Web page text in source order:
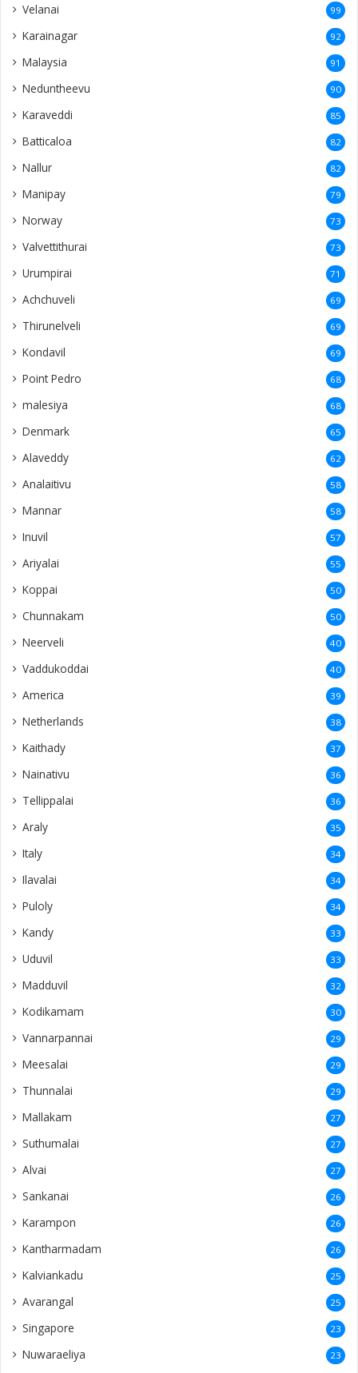
Velanai 99
Karainagar 92
Malaysia 91
Neduntheevu 90
Karaveddi 85
Batticaloa 82
Nallur 82
Manipay 79
Norway 73
Valvettithurai 73
Urumpirai 71
Achchuveli 69
Thirunelveli 69
Kondavil 69
Point Pedro 68
malesiya 68
Denmark 65
Alaveddy 62
Analaitivu 58
Mannar 58
Inuvil 57
Ariyalai 55
Koppai 50
Chunnakam 50
Neerveli 40
Vaddukoddai 40
America 39
Netherlands 38
Kaithady 37
Nainativu 36
Tellippalai 36
Araly 35
Italy 34
Ilavalai 34
Puloly 34
Kandy 33
Uduvil 33
Madduvil 32
Kodikamam 30
Vannarpannai 29
Meesalai 29
Thunnalai 29
Mallakam 27
Suthumalai 27
Alvai 27
Sankanai 26
Karampon 26
Kantharmadam 26
Kalviankadu 25
Avarangal 25
Singapore 23
Nuwaraeliya 23